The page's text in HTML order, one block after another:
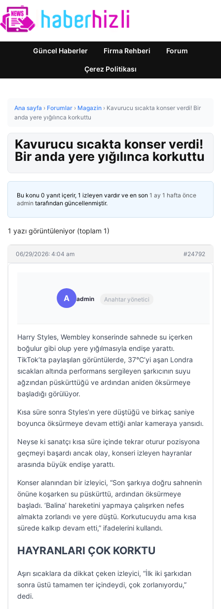
Güncel Haberler Firma Rehberi Forum
Çerez Politikası
Ana sayfa › Forumlar › Magazin › Kavurucu sıcakta konser verdi! Bir
anda yere yığılınca korkuttu
Kavurucu sıcakta konser verdi!
Bir anda yere yığılınca korkuttu
Bu konu 0 yanıt içerir, 1 izleyen vardır ve en son 1 ay 1 hafta önce
admin tarafından güncellenmiştir.
1 yazı görüntüleniyor (toplam 1)
06/29/2026: 4:04 am #24792
A admin Anahtar yönetici
Harry Styles, Wembley konserinde sahnede su içerken
boğulur gibi olup yere yığılmasıyla endişe yarattı.
TikTok’ta paylaşılan görüntülerde, 37°C’yi aşan Londra
sıcakları altında performans sergileyen şarkıcının suyu
ağzından püskürttüğü ve ardından aniden öksürmeye
başladığı görülüyor.
Kısa süre sonra Styles’ın yere düştüğü ve birkaç saniye
boyunca öksürmeye devam ettiği anlar kameraya yansıdı.
Neyse ki sanatçı kısa süre içinde tekrar oturur pozisyona
geçmeyi başardı ancak olay, konseri izleyen hayranlar
arasında büyük endişe yarattı.
Konser alanından bir izleyici, “Son şarkıya doğru sahnenin
önüne koşarken su püskürttü, ardından öksürmeye
başladı. ‘Balina’ hareketini yapmaya çalışırken nefes
almakta zorlandı ve yere düştü. Korkutucuydu ama kısa
sürede kalkıp devam etti,” ifadelerini kullandı.
HAYRANLARI ÇOK KORKTU
Aşırı sıcaklara da dikkat çeken izleyici, “İlk iki şarkıdan
sonra üstü tamamen ter içindeydi, çok zorlanıyordu,”
dedi.